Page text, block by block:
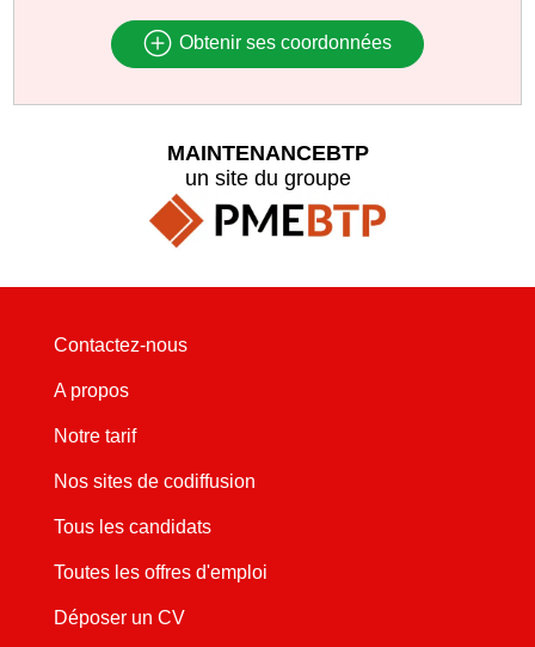
Obtenir ses coordonnées
MAINTENANCEBTP
un site du groupe
Contactez-nous
A propos
Notre tarif
Nos sites de codiffusion
Tous les candidats
Toutes les offres d'emploi
Déposer un CV